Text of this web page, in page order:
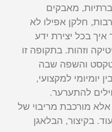
מאבקים
חלקן אפילו לא
איך בכל יצירת ידע
וזהות. בתקופה זו
והשפה שבה
יומיומי למקצועי,
להתערער.
מורכבת מריבוי של
בקיצור, הבלאגן